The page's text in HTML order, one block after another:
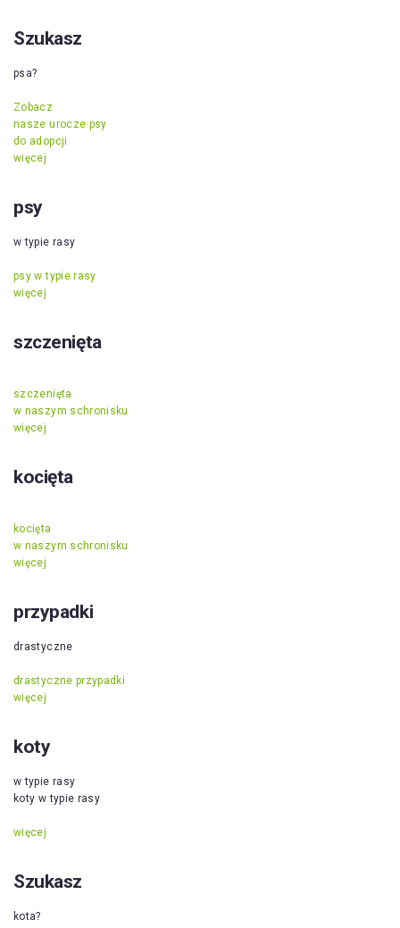
Szukasz
psa?
Zobacz
nasze urocze psy
do adopcji
więcej
psy
w typie rasy
psy w typie rasy
więcej
szczenięta
szczenięta
w naszym schronisku
więcej
kocięta
kocięta
w naszym schronisku
więcej
przypadki
drastyczne
drastyczne przypadki
więcej
koty
w typie rasy
koty w typie rasy
więcej
Szukasz
kota?